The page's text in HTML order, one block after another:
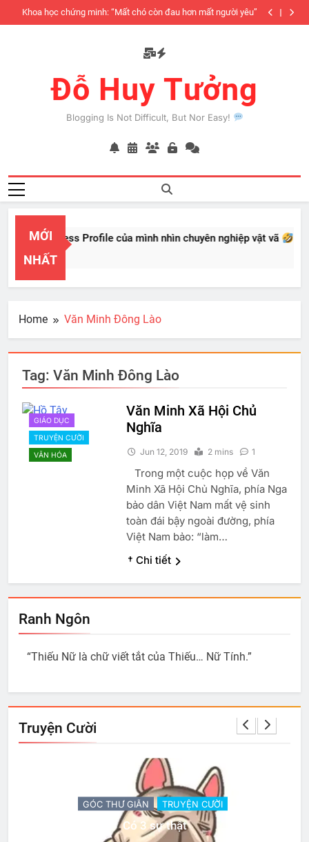
to
Khoa học chứng minh: “Mất chó còn đau hơn mất người yêu”
Đỗ Huy Tưởng
Blogging Is Not Difficult, But Nor Easy!
MỚI
NHẤT
Business Profile của mình nhìn chuyên nghiệp vật vã
22, 2026
Home Văn Minh Đông Lào
Ranh Ngôn
“Thiếu Nữ là chữ viết tắt của Thiếu… Nữ Tính.”
Truyện Cười
GÓC THƯ GIÃN TRUYỆN CƯỜI
Có 3 sự thật
Tag: Văn Minh Đông Lào
GIÁO DỤC
TRUYỆN CƯỜI
VĂN HÓA
Văn Minh Xã Hội Chủ
Nghĩa
Jun 12, 2019 2 mins 1
Trong một cuộc họp về Văn
Minh Xã Hội Chủ Nghĩa, phía Nga
bảo dân Việt Nam mất vệ sinh
toàn đái bậy ngoài đường, phía
Việt Nam bảo: “làm…
† Chi tiết